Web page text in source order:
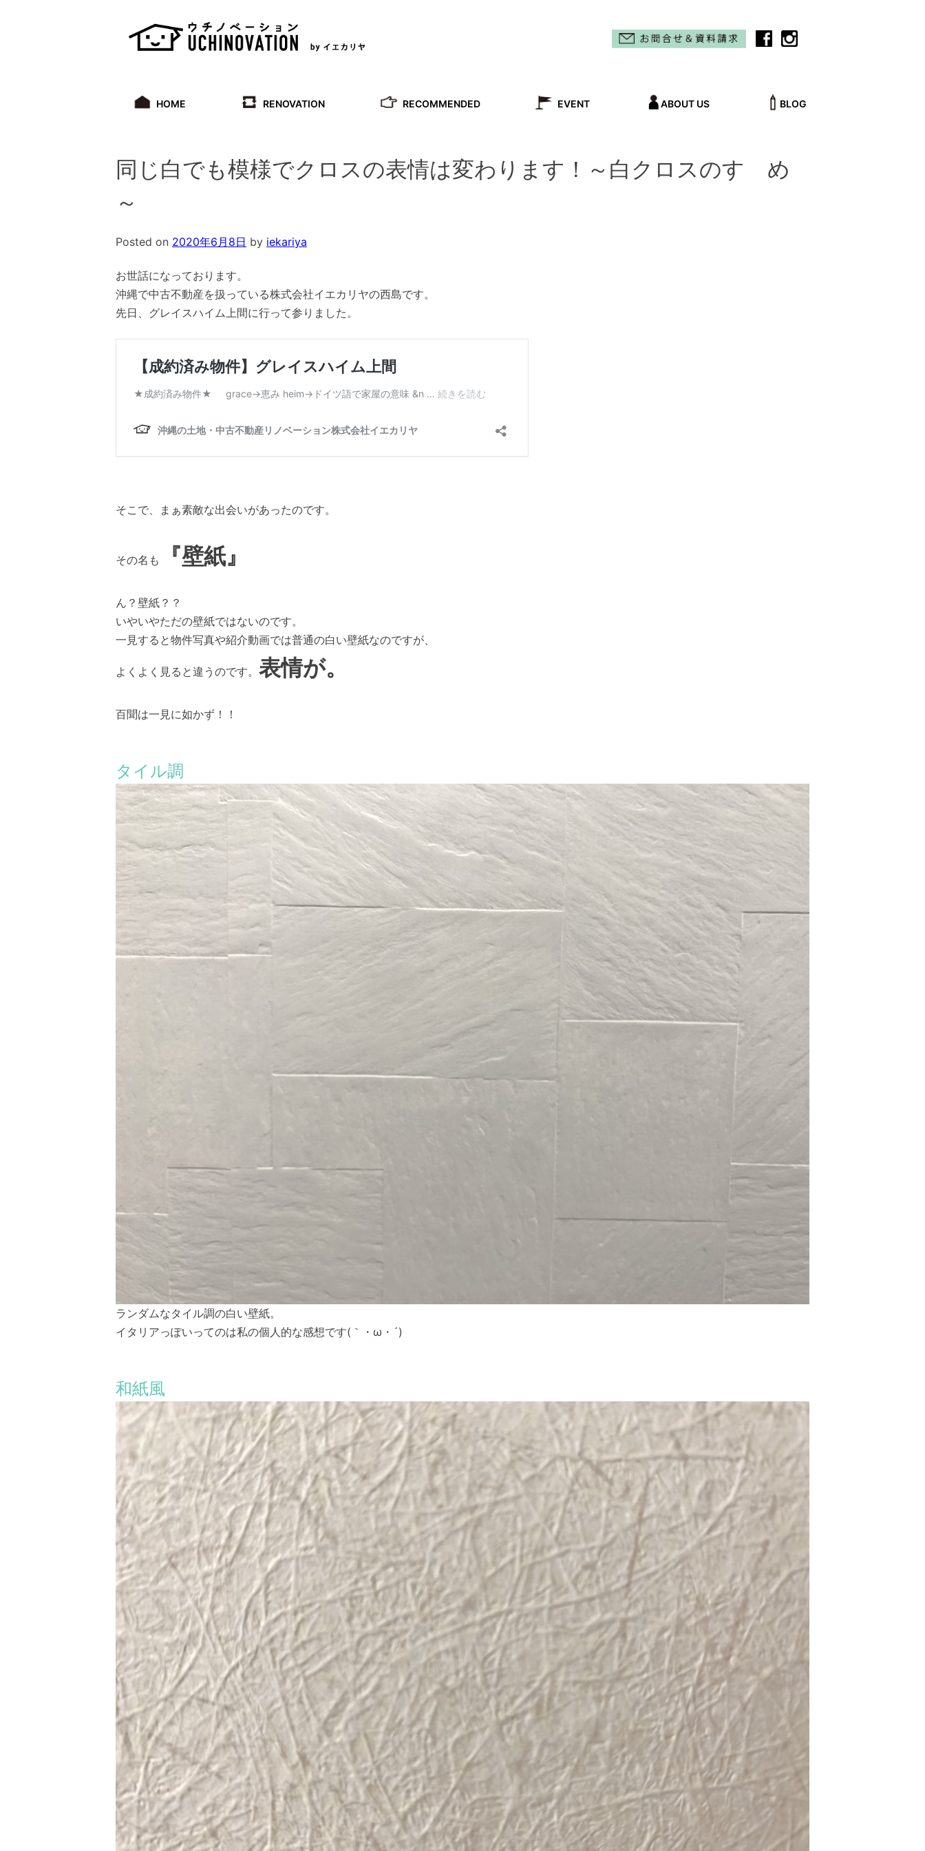
HOME RENOVATION RECOMMENDED EVENT ABOUT US BLOG
同じ白でも模様でクロスの表情は変わります！～白クロスのすゝめ
～
Posted on 2020年6月8日 by iekariya
お世話になっております。
沖縄で中古不動産を扱っている株式会社イエカリヤの西島です。
先日、グレイスハイム上間に行って参りました。
そこで、まぁ素敵な出会いがあったのです。
その名も 『壁紙』
ん？壁紙？？
いやいやただの壁紙ではないのです。
一見すると物件写真や紹介動画では普通の白い壁紙なのですが、
よくよく見ると違うのです。 表情が。
百聞は一見に如かず！！
タイル調
ランダムなタイル調の白い壁紙。
イタリアっぽいってのは私の個人的な感想です(｀・ω・´)
和紙風